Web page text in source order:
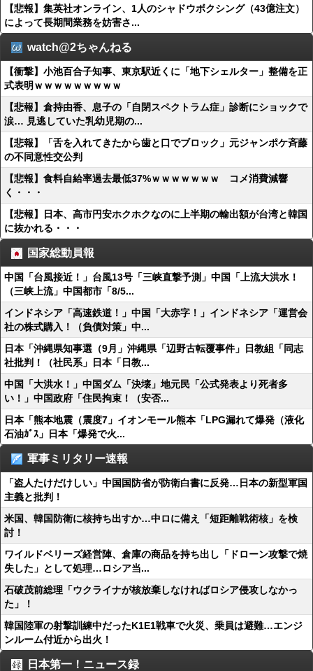
【悲報】集英社オンライン、1人のシャドウボクシング（43億注文）
によって長期間業務を妨害さ...
watch@2ちゃんねる
【衝撃】小池百合子知事、東京駅近くに「地下シェルター」整備を正
式表明ｗｗｗｗｗｗｗｗｗ
【悲報】倉持由香、息子の「自閉スペクトラム症」診断にショックで
涙… 見逃していた乳幼児期の...
【悲報】「舌を入れてきたから歯と口でブロック」元ジャンポケ斉藤
の不同意性交公判
【悲報】食料自給率過去最低37%ｗｗｗｗｗｗｗ コメ消費減響
く・・・
【悲報】日本、高市円安ホクホクなのに上半期の輸出額が台湾と韓国
に抜かれる・・・
国家総動員報
中国「台風接近！」台風13号「三峡直撃予測」中国「上流大洪水！
（三峡上流」中国都市「8/5...
インドネシア「高速鉄道！」中国「大赤字！」インドネシア「運営会
社の株式購入！（負債対策」中...
日本「沖縄県知事選（9月」沖縄県「辺野古転覆事件」日教組「同志
社批判！（社民系」日本「日教...
中国「大洪水！」中国ダム「決壊」地元民「公式発表より死者多
い！」中国政府「住民拘束！（安否...
日本「熊本地震（震度7」イオンモール熊本「LPG漏れて爆発（液化
石油ｶﾞｽ」日本「爆発で火...
軍事ミリタリー速報
「盗人たけだけしい」中国国防省が防衛白書に反発…日本の新型軍国
主義と批判！
米国、韓国防衛に核持ち出すか…中ロに備え「短距離戦術核」を検
討！
ワイルドベリーズ経営陣、倉庫の商品を持ち出し「ドローン攻撃で焼
失した」として処理…ロシア当...
石破茂前総理「ウクライナが核放棄しなければロシア侵攻しなかっ
た」！
韓国陸軍の射撃訓練中だったK1E1戦車で火災、乗員は避難…エンジ
ンルーム付近から出火！
日本第一！ニュース録